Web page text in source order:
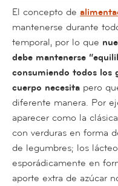
El concepto de
mantenerse durante
temporal, por lo que
debe mantenerse
consumiendo todos los
cuerpo necesita pero
diferente manera. Por
aparecer como la
con verduras en forma
de legumbres; los
esporádicamente en
aporte extra de azúcar